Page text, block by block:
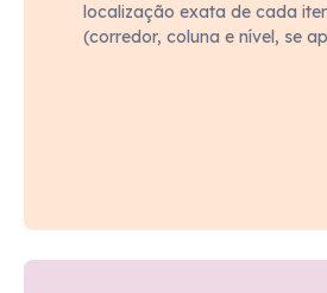
localização exata de cada
(corredor, coluna e nível, se